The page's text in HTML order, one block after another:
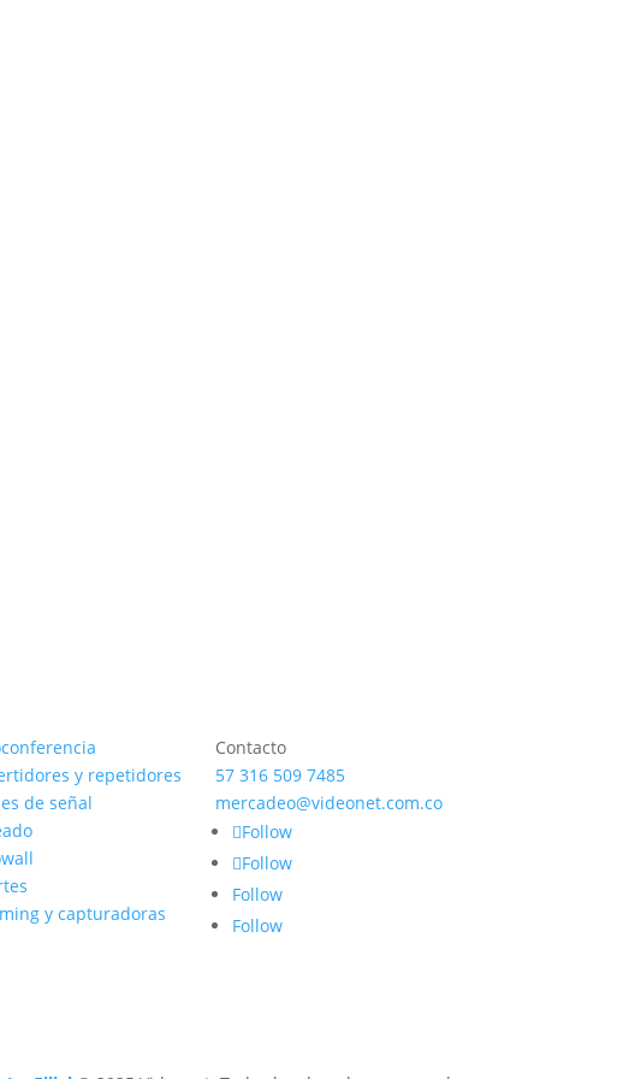
y repetidores
de señal
y capturadoras
Contacto
57 316 509 7485
mercadeo@videonet.com.co
Follow
Follow
Follow
Follow